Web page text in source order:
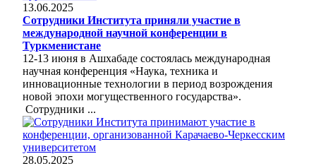
13.06.2025
Сотрудники Института приняли участие в
международной научной конференции в
Туркменистане
12-13 июня в Ашхабаде состоялась международная
научная конференция «Наука, техника и
инновационные технологии в период возрождения
новой эпохи могущественного государства».
Сотрудники ...
28.05.2025